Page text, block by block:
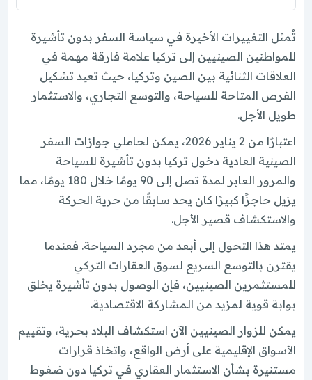
تُمثل التغييرات الأخيرة في سياسة السفر بدون تأشيرة
للمواطنين الصينيين إلى تركيا علامة فارقة مهمة في
العلاقات الثنائية بين الصين وتركيا، حيث تعيد تشكيل
الفرص المتاحة للسياحة، والتوسع التجاري، والاستثمار
طويل الأجل.
اعتبارًا من 2 يناير 2026، يمكن لحاملي جوازات السفر
الصينية العادية دخول تركيا بدون تأشيرة للسياحة
والمرور العابر لمدة تصل إلى 90 يومًا خلال 180 يومًا، مما
يزيل حاجزًا كبيرًا كان يحد سابقًا من حرية الحركة
والاستكشاف قصير الأجل.
يمتد هذا التحول إلى أبعد من مجرد السياحة. فعندما
يقترن بالتوسع السريع لسوق العقارات التركي
للمستثمرين الصينيين، فإن الوصول بدون تأشيرة يخلق
بوابة قوية لمزيد من المشاركة الاقتصادية.
يمكن للزوار الصينيين الآن استكشاف البلاد بحرية، وتقييم
الأسواق الإقليمية على أرض الواقع، واتخاذ قرارات
مستنيرة بشأن الاستثمار العقاري في تركيا دون ضغوط